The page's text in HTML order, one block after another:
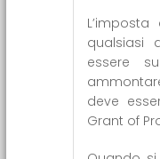
qualsiasi
essere
deve
Grant of